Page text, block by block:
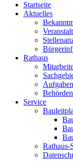
Startseite
Aktuelles
Rathaus
Aufgaben
Service
Rathaus-